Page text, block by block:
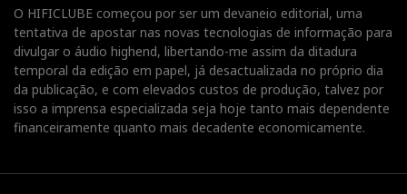
O tweeter é de facto a cereja no bolo das CM1: doce,
extenso e informativo com umaperformance
excepcional nesta categoria de produto. Tanto assim
que me permitiu detectar algo que me tinha escapado
frequência) no som dos Nuforce Reference 9.
O HIFICLUBE começou por ser um devaneio editorial, uma
tentativa de apostar nas novas tecnologias de informação para
divulgar o áudio highend, libertando-me assim da ditadura
temporal da edição em papel, já desactualizada no próprio dia
da publicação, e com elevados custos de produção, talvez por
isso a imprensa especializada seja hoje tanto mais dependente
financeiramente quanto mais decadente economicamente.